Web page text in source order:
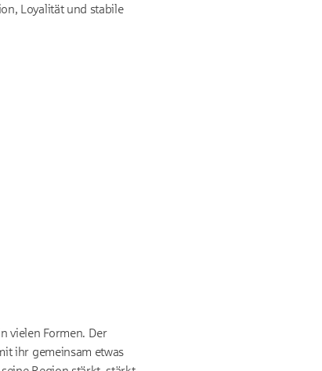
Loyalität und stabile
vielen Formen. Der
ihr gemeinsam etwas